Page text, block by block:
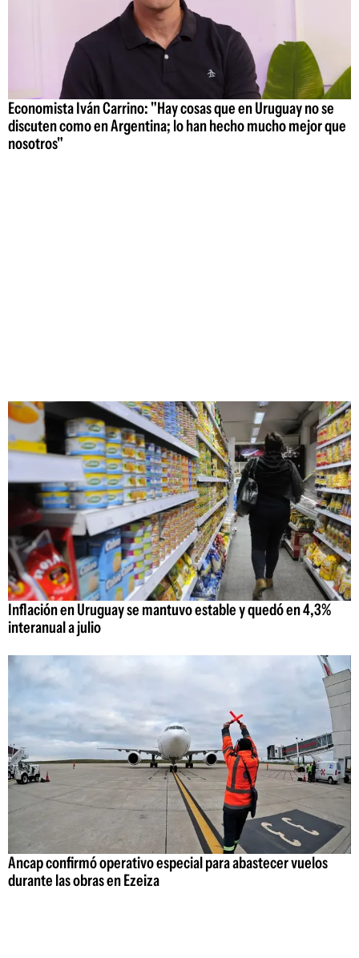
Economista Iván Carrino: "Hay cosas que en Uruguay no se
discuten como en Argentina; lo han hecho mucho mejor que
nosotros"
Inflación en Uruguay se mantuvo estable y quedó en 4,3%
interanual a julio
Ancap confirmó operativo especial para abastecer vuelos
durante las obras en Ezeiza